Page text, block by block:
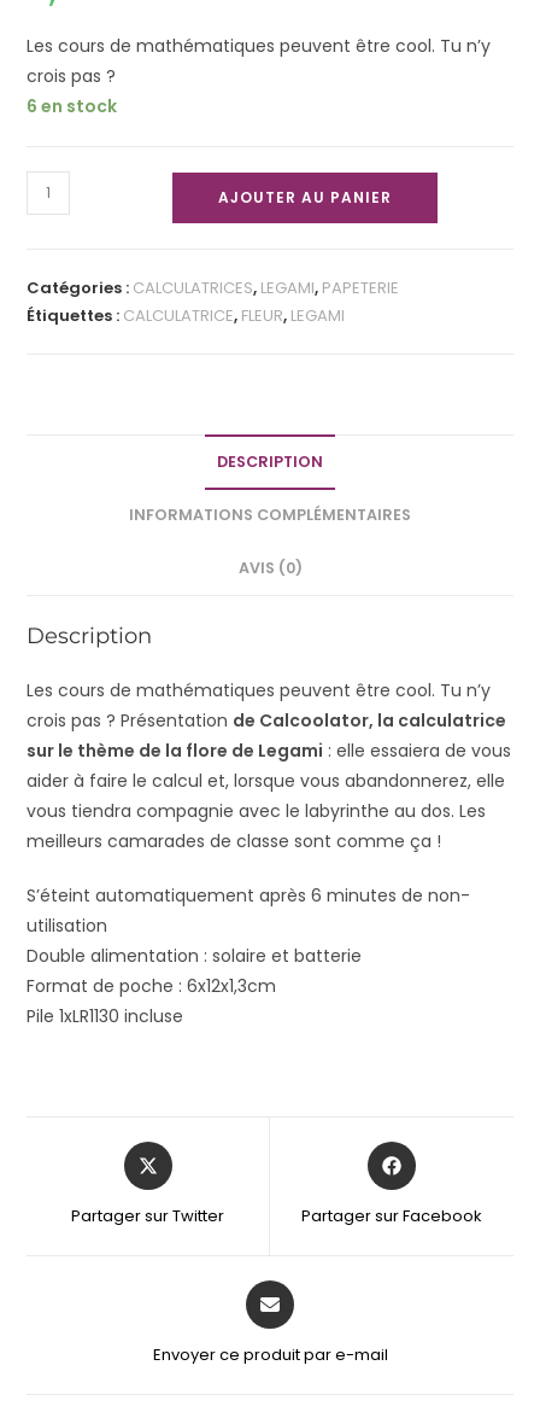
Les cours de mathématiques peuvent être cool. Tu n’y
crois pas ?
6 en stock
AJOUTER AU PANIER
Catégories : CALCULATRICES, LEGAMI, PAPETERIE
Étiquettes : CALCULATRICE, FLEUR, LEGAMI
DESCRIPTION
INFORMATIONS COMPLÉMENTAIRES
AVIS (0)
Description
Les cours de mathématiques peuvent être cool. Tu n’y
crois pas ? Présentation de Calcoolator, la calculatrice
sur le thème de la flore de Legami : elle essaiera de vous
aider à faire le calcul et, lorsque vous abandonnerez, elle
vous tiendra compagnie avec le labyrinthe au dos. Les
meilleurs camarades de classe sont comme ça !
S’éteint automatiquement après 6 minutes de non-
utilisation
Double alimentation : solaire et batterie
Format de poche : 6x12x1,3cm
Pile 1xLR1130 incluse
Partager sur Twitter Partager sur Facebook
Envoyer ce produit par e-mail